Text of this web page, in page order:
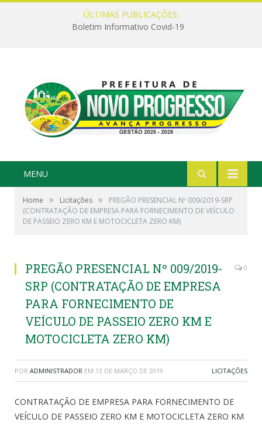
ÚLTIMAS PUBLICAÇÕES:
Boletim Informativo Covid-19
MENU
Home » Licitações »
PREGÃO PRESENCIAL Nº 009/2019-SRP
(CONTRATAÇÃO DE EMPRESA PARA FORNECIMENTO DE VEÍCULO
DE PASSEIO ZERO KM E MOTOCICLETA ZERO KM)
PREGÃO PRESENCIAL Nº 009/2019-
SRP (CONTRATAÇÃO DE EMPRESA
PARA FORNECIMENTO DE
VEÍCULO DE PASSEIO ZERO KM E
MOTOCICLETA ZERO KM)
0
POR ADMINISTRADOR EM 13 DE MARÇO DE 2019 LICITAÇÕES
CONTRATAÇÃO DE EMPRESA PARA FORNECIMENTO DE
VEÍCULO DE PASSEIO ZERO KM E MOTOCICLETA ZERO KM